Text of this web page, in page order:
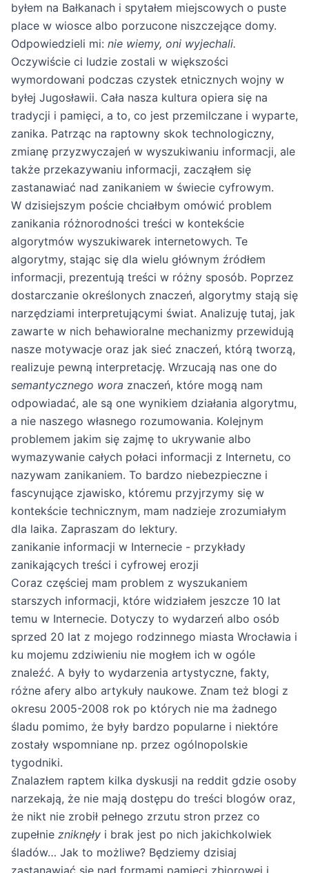
byłem na Bałkanach i spytałem miejscowych o puste
place w wiosce albo porzucone niszczejące domy.
Odpowiedzieli mi: nie wiemy, oni wyjechali.
Oczywiście ci ludzie zostali w większości
wymordowani podczas czystek etnicznych wojny w
byłej Jugosławii. Cała nasza kultura opiera się na
tradycji i pamięci, a to, co jest przemilczane i wyparte,
zanika. Patrząc na raptowny skok technologiczny,
zmianę przyzwyczajeń w wyszukiwaniu informacji, ale
także przekazywaniu informacji, zacząłem się
zastanawiać nad zanikaniem w świecie cyfrowym.
W dzisiejszym poście chciałbym omówić problem
zanikania różnorodności treści w kontekście
algorytmów wyszukiwarek internetowych. Te
algorytmy, stając się dla wielu głównym źródłem
informacji, prezentują treści w różny sposób. Poprzez
dostarczanie określonych znaczeń, algorytmy stają się
narzędziami interpretującymi świat. Analizuję tutaj, jak
zawarte w nich behawioralne mechanizmy przewidują
nasze motywacje oraz jak sieć znaczeń, którą tworzą,
realizuje pewną interpretację. Wrzucają nas one do
semantycznego wora znaczeń, które mogą nam
odpowiadać, ale są one wynikiem działania algorytmu,
a nie naszego własnego rozumowania. Kolejnym
problemem jakim się zajmę to ukrywanie albo
wymazywanie całych połaci informacji z Internetu, co
nazywam zanikaniem. To bardzo niebezpieczne i
fascynujące zjawisko, któremu przyjrzymy się w
kontekście technicznym, mam nadzieje zrozumiałym
dla laika. Zapraszam do lektury.
zanikanie informacji w Internecie - przykłady
zanikających treści i cyfrowej erozji
Coraz częściej mam problem z wyszukaniem
starszych informacji, które widziałem jeszcze 10 lat
temu w Internecie. Dotyczy to wydarzeń albo osób
sprzed 20 lat z mojego rodzinnego miasta Wrocławia i
ku mojemu zdziwieniu nie mogłem ich w ogóle
znaleźć. A były to wydarzenia artystyczne, fakty,
różne afery albo artykuły naukowe. Znam też blogi z
okresu 2005-2008 rok po których nie ma żadnego
śladu pomimo, że były bardzo popularne i niektóre
zostały wspomniane np. przez ogólnopolskie
tygodniki.
Znalazłem raptem kilka dyskusji na reddit gdzie osoby
narzekają, że nie mają dostępu do treści blogów oraz,
że nikt nie zrobił pełnego zrzutu stron przez co
zupełnie zniknęły i brak jest po nich jakichkolwiek
śladów… Jak to możliwe? Będziemy dzisiaj
zastanawiać się nad formami pamięci zbiorowej i